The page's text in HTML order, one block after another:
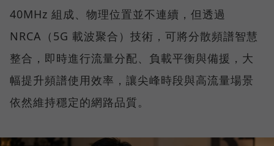
40MHz 組成、物理位置並不連續，但透過
NRCA（5G 載波聚合）技術，可將分散頻譜智慧
整合，即時進行流量分配、負載平衡與備援，大
幅提升頻譜使用效率，讓尖峰時段與高流量場景
依然維持穩定的網路品質。